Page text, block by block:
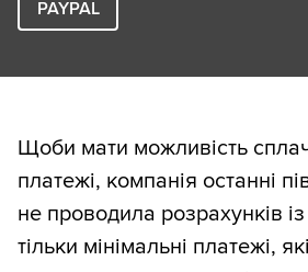
PAYPAL
Щоби мати можливість
платежі, компанія останні
не проводила розрахунків
тільки мінімальні платежі,